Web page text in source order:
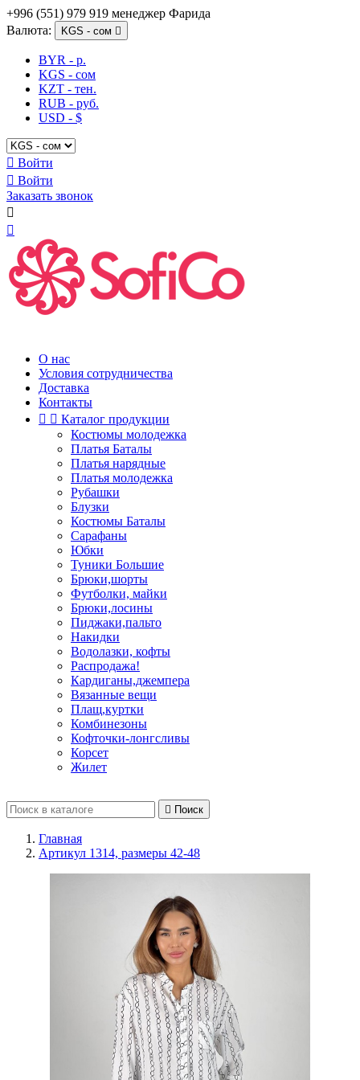
+996 (551) 979 919 менеджер Фарида
Валюта:
KGS - сом 
BYR - р.
KGS - сом
KZT - тен.
RUB - руб.
USD - $
 Войти
 Войти
Заказать звонок


О нас
Условия сотрудничества
Доставка
Контакты
  Каталог продукции
Костюмы молодежка
Платья Баталы
Платья нарядные
Платья молодежка
Рубашки
Блузки
Костюмы Баталы
Сарафаны
Юбки
Туники Большие
Брюки,шорты
Футболки, майки
Брюки,лосины
Пиджаки,пальто
Накидки
Водолазки, кофты
Распродажа!
Кардиганы,джемпера
Вязанные вещи
Плащ,куртки
Комбинезоны
Кофточки-лонгсливы
Корсет
Жилет
 Поиск
Главная
Артикул 1314, размеры 42-48